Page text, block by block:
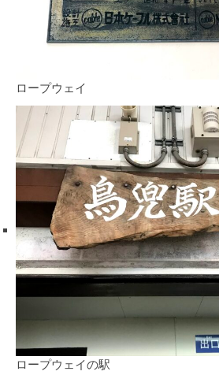
ロープウェイ
ロープウェイの駅